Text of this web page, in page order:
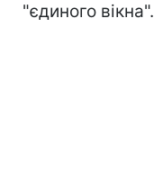
"єдиного вікна".